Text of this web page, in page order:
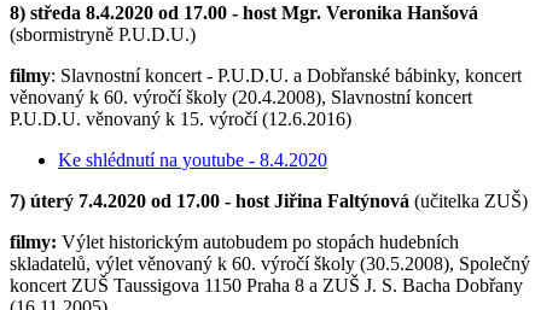
8) středa 8.4.2020 od 17.00 - host Mgr. Veronika Hanšová
(sbormistryně P.U.D.U.)
filmy: Slavnostní koncert - P.U.D.U. a Dobřanské bábinky, koncert
věnovaný k 60. výročí školy (20.4.2008), Slavnostní koncert
P.U.D.U. věnovaný k 15. výročí (12.6.2016)
Ke shlédnutí na youtube - 8.4.2020
7) úterý 7.4.2020 od 17.00 - host Jiřina Faltýnová (učitelka ZUŠ)
filmy: Výlet historickým autobudem po stopách hudebních
skladatelů, výlet věnovaný k 60. výročí školy (30.5.2008), Společný
koncert ZUŠ Taussigova 1150 Praha 8 a ZUŠ J. S. Bacha Dobřany